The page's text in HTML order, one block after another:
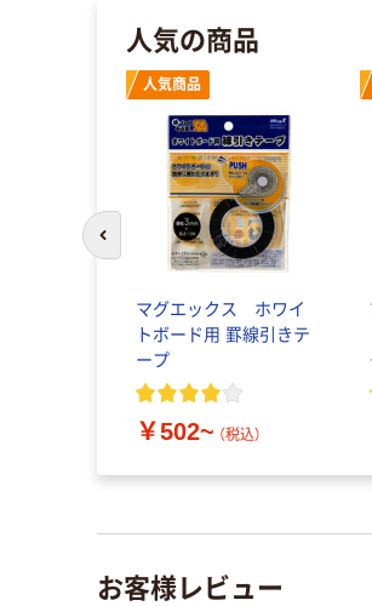
人気の商品
人気商品
マグエックス ホワイ
トボード用 罫線引きテ
ープ
￥502~ （税込）
前のスライドへ
お客様レビュー